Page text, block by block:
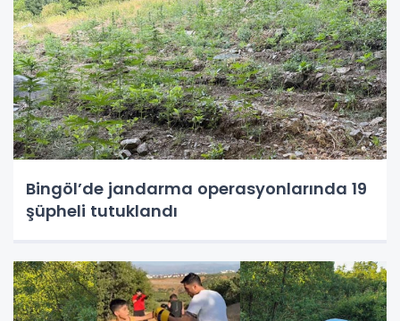
Bingöl’de jandarma operasyonlarında 19
şüpheli tutuklandı